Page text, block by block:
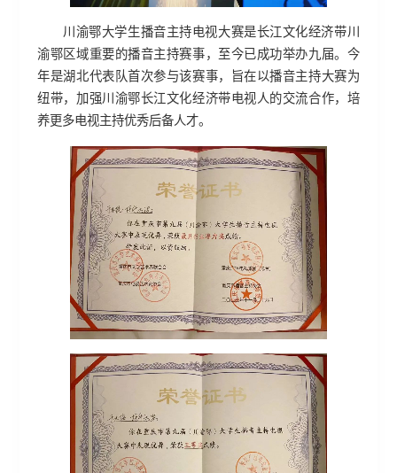
川渝鄂大学生播音主持电视大赛是长江文化经济带川
渝鄂区域重要的播音主持赛事，至今已成功举办九届。今
年是湖北代表队首次参与该赛事，旨在以播音主持大赛为
纽带，加强川渝鄂长江文化经济带电视人的交流合作，培
养更多电视主持优秀后备人才。